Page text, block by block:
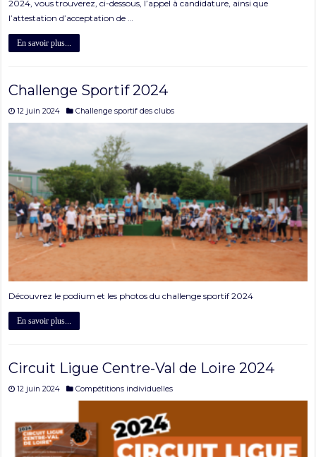
2024, vous trouverez, ci-dessous, l’appel à candidature, ainsi que
l’attestation d’acceptation de …
En savoir plus...
Challenge Sportif 2024
12 juin 2024 Challenge sportif des clubs
Découvrez le podium et les photos du challenge sportif 2024
En savoir plus...
Circuit Ligue Centre-Val de Loire 2024
12 juin 2024 Compétitions individuelles